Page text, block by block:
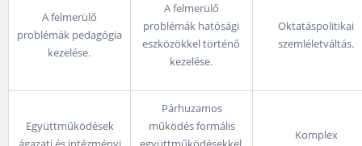
A felmerülő
problémák pedagógia
kezelése.
A felmerülő
problémák hatósági
eszközökkel történő
kezelése.
Oktatáspolitikai
szemléletváltás.
Együttműködések
Párhuzamos
működés formális
Komplex